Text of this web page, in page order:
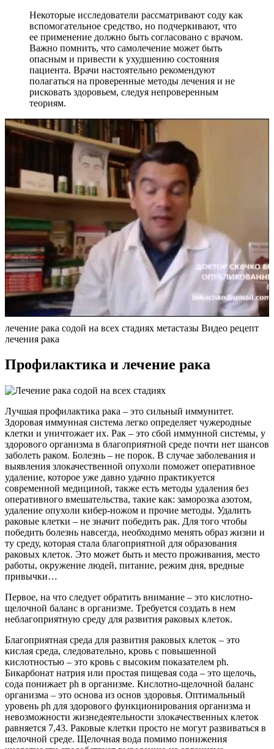
Некоторые исследователи рассматривают соду как
вспомогательное средство, но подчеркивают, что
ее применение должно быть согласовано с врачом.
Важно помнить, что самолечение может быть
опасным и привести к ухудшению состояния
пациента. Врачи настоятельно рекомендуют
полагаться на проверенные методы лечения и не
рисковать здоровьем, следуя непроверенным
теориям.
лечение рака содой на всех стадиях метастазы Видео рецепт
лечения рака
Профилактика и лечение рака
Лучшая профилактика рака – это сильный иммунитет.
Здоровая иммунная система легко определяет чужеродные
клетки и уничтожает их. Рак – это сбой иммунной системы, у
здорового организма в благоприятной среде почти нет шансов
заболеть раком. Болезнь – не порок. В случае заболевания и
выявления злокачественной опухоли поможет оперативное
удаление, которое уже давно удачно практикуется
современной медициной, также есть методы удаления без
оперативного вмешательства, такие как: заморозка азотом,
удаление опухоли кибер-ножом и прочие методы. Удалить
раковые клетки – не значит победить рак. Для того чтобы
победить болезнь навсегда, необходимо менять образ жизни и
ту среду, которая стала благоприятной для образования
раковых клеток. Это может быть и место проживания, место
работы, окружение людей, питание, режим дня, вредные
привычки…
Первое, на что следует обратить внимание – это кислотно-
щелочной баланс в организме. Требуется создать в нем
неблагоприятную среду для развития раковых клеток.
Благоприятная среда для развития раковых клеток – это
кислая среда, следовательно, кровь с повышенной
кислотностью – это кровь с высоким показателем ph.
Бикарбонат натрия или простая пищевая сода – это щелочь,
сода понижает ph в организме. Кислотно-щелочной баланс
организма – это основа из основ здоровья. Оптимальный
уровень ph для здорового функционирования организма и
невозможности жизнедеятельности злокачественных клеток
равняется 7,43. Раковые клетки просто не могут развиваться в
щелочной среде. Щелочная вода помимо понижения